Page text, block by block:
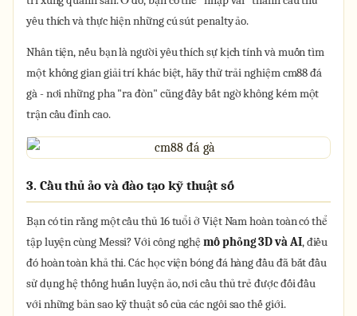
yêu thích và thực hiện những cú sút penalty ảo.
Nhân tiện, nếu bạn là người yêu thích sự kịch tính và muốn tìm
một không gian giải trí khác biệt, hãy thử trải nghiệm cm88 đá
gà - nơi những pha "ra đòn" cũng đầy bất ngờ không kém một
trận cầu đỉnh cao.
3. Cầu thủ ảo và đào tạo kỹ thuật số
Bạn có tin rằng một cầu thủ 16 tuổi ở Việt Nam hoàn toàn có thể
tập luyện cùng Messi? Với công nghệmô phỏng 3D và AI, điều
đó hoàn toàn khả thi. Các học viện bóng đá hàng đầu đã bắt đầu
sử dụng hệ thống huấn luyện ảo, nơi cầu thủ trẻ được đối đầu
với những bản sao kỹ thuật số của các ngôi sao thế giới.